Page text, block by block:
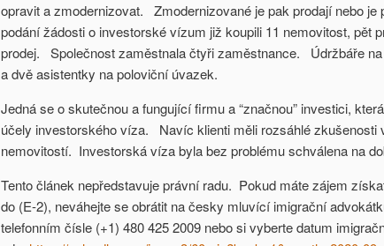
opravit a zmodernizovat. Zmodernizované je pak prodají nebo je
podání žádosti o investorské vízum již koupili 11 nemovitost, pět
prodej. Společnost zaměstnala čtyři zaměstnance. Údržbáře
a dvě asistentky na poloviční úvazek.
Jedná se o skutečnou a fungující firmu a “značnou” investici,
účely investorského víza. Navíc klienti měli rozsáhlé zkušenosti
nemovitostí. Investorská víza byla bez problému schválena na
Tento článek nepředstavuje právní radu. Pokud máte zájem
do (E-2), neváhejte se obrátit na česky mluvící imigrační
telefonním čísle (+1) 480 425 2009 nebo si vyberte datum